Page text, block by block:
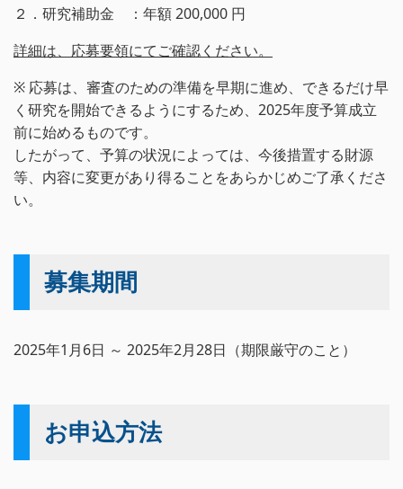
２．研究補助金 ：年額 200,000 円
詳細は、応募要領にてご確認ください。
※ 応募は、審査のための準備を早期に進め、できるだけ早
く研究を開始できるようにするため、2025年度予算成立
前に始めるものです。
したがって、予算の状況によっては、今後措置する財源
等、内容に変更があり得ることをあらかじめご了承くださ
い。
募集期間
2025年1月6日 ～ 2025年2月28日（期限厳守のこと）
お申込方法